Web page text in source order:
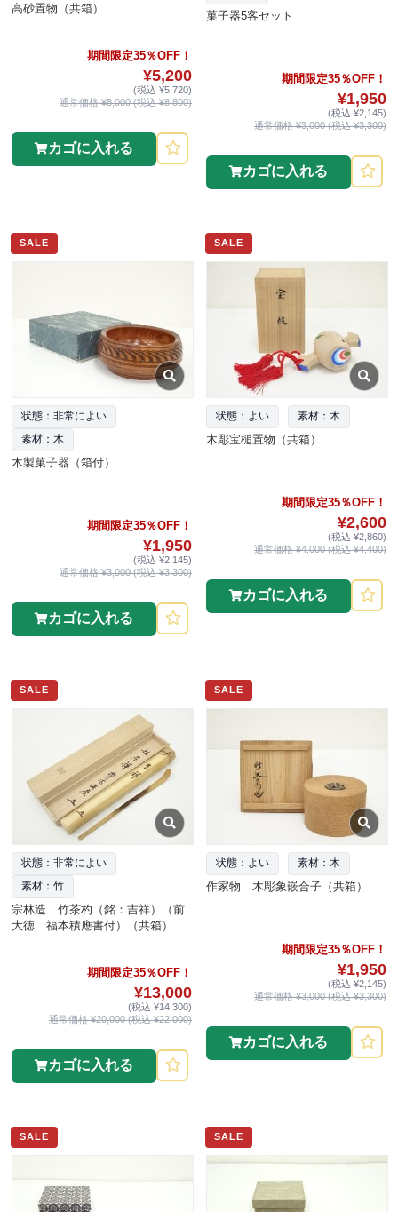
高砂置物（共箱）
期間限定35％OFF！
¥5,200
(税込 ¥5,720)
通常価格 ¥8,000 (税込 ¥8,800)
カゴに入れる
菓子器5客セット
期間限定35％OFF！
¥1,950
(税込 ¥2,145)
通常価格 ¥3,000 (税込 ¥3,300)
カゴに入れる
SALE
状態：非常によい
素材：木
木製菓子器（箱付）
期間限定35％OFF！
¥1,950
(税込 ¥2,145)
通常価格 ¥3,000 (税込 ¥3,300)
カゴに入れる
SALE
状態：よい 素材：木
木彫宝槌置物（共箱）
期間限定35％OFF！
¥2,600
(税込 ¥2,860)
通常価格 ¥4,000 (税込 ¥4,400)
カゴに入れる
SALE
状態：非常によい
素材：竹
宗林造 竹茶杓（銘：吉祥）（前
大徳 福本積應書付）（共箱）
期間限定35％OFF！
¥13,000
(税込 ¥14,300)
通常価格 ¥20,000 (税込 ¥22,000)
カゴに入れる
SALE
状態：よい 素材：木
作家物 木彫象嵌合子（共箱）
期間限定35％OFF！
¥1,950
(税込 ¥2,145)
通常価格 ¥3,000 (税込 ¥3,300)
カゴに入れる
SALE SALE